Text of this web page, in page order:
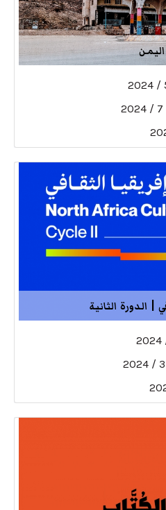
| الدورة الثانية